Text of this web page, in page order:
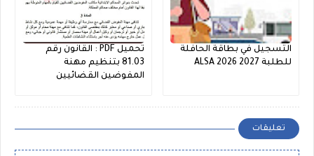
التسجيل في بطاقة الحافلة
للطلبة ALSA 2026 2027
تحميل PDF : القانون رقم
81.03 بتنظيم مهنة
المفوضين القضائيين
تعليقات